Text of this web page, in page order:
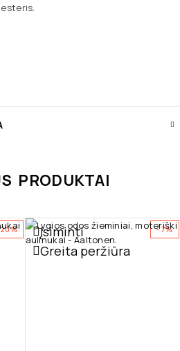
PRODUKTAI
-7%
Įsiminti
Greita peržiūra